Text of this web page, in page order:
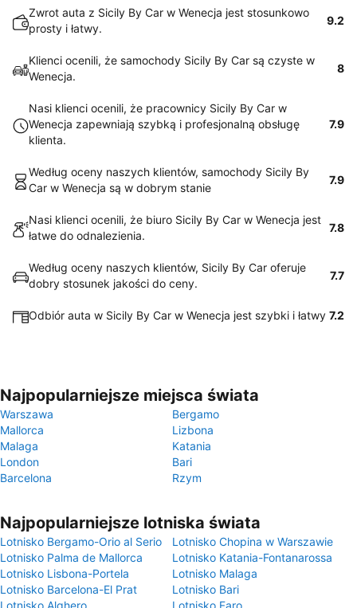
Zwrot auta z Sicily By Car w Wenecja jest stosunkowo
prosty i łatwy.
9.2
Klienci ocenili, że samochody Sicily By Car są czyste w
Wenecja.
8
Nasi klienci ocenili, że pracownicy Sicily By Car w
Wenecja zapewniają szybką i profesjonalną obsługę
klienta.
7.9
Według oceny naszych klientów, samochody Sicily By
Car w Wenecja są w dobrym stanie
7.9
Nasi klienci ocenili, że biuro Sicily By Car w Wenecja jest
łatwe do odnalezienia.
7.8
Według oceny naszych klientów, Sicily By Car oferuje
dobry stosunek jakości do ceny.
7.7
Odbiór auta w Sicily By Car w Wenecja jest szybki i łatwy 7.2
Najpopularniejsze miejsca świata
Warszawa
Bergamo
Mallorca
Lizbona
Malaga
Katania
London
Bari
Barcelona
Rzym
Najpopularniejsze lotniska świata
Lotnisko Bergamo-Orio al Serio
Lotnisko Chopina w Warszawie
Lotnisko Palma de Mallorca
Lotnisko Katania-Fontanarossa
Lotnisko Lisbona-Portela
Lotnisko Malaga
Lotnisko Barcelona-El Prat
Lotnisko Bari
Lotnisko Alghero
Lotnisko Faro